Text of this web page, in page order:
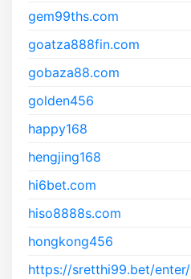
gem99ths.com
goatza888fin.com
gobaza88.com
golden456
happy168
hengjing168
hi6bet.com
hiso8888s.com
hongkong456
https://sretthi99.bet/enter/